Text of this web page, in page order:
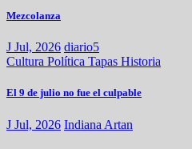
Mezcolanza
J Jul, 2026 diario5
Cultura Política Tapas Historia
El 9 de julio no fue el culpable
J Jul, 2026 Indiana Artan